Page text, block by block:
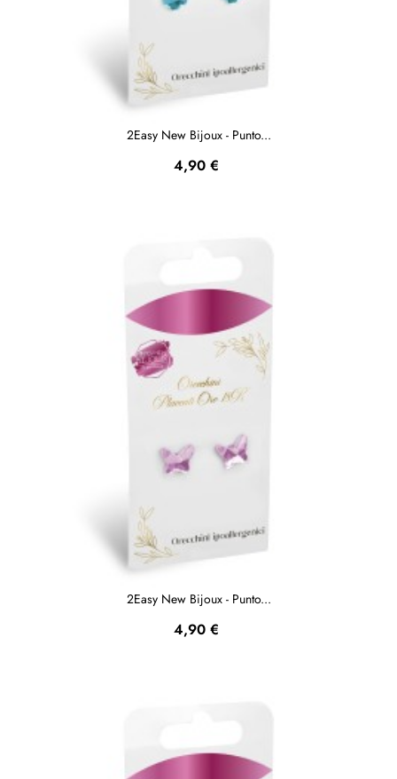
2Easy New Bijoux - Punto...
Prezzo
4,90 €
2Easy New Bijoux - Punto...
Prezzo
4,90 €